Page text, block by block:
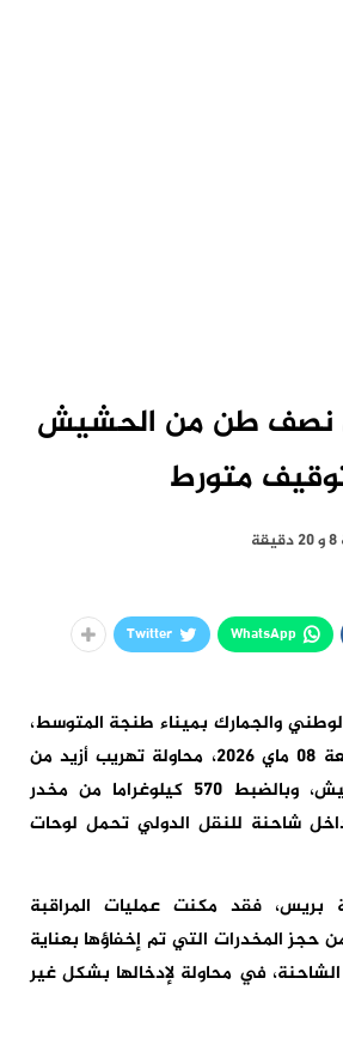
نصف طن من الحشيش
متورط
WhatsApp
Twitter
والجمارك بميناء طنجة المتوسط،
صباح يوم أمس الجمعة 08 ماي 2026، محاولة تهريب أزيد من
نصف طن من الحشيش، وبالضبط 570 كيلوغراما من مخدر
شاحنة للنقل الدولي تحمل لوحات
بريس، فقد مكنت عمليات المراقبة
حجز المخدرات التي تم إخفاؤها بعناية
في محاولة لإدخالها بشكل غير